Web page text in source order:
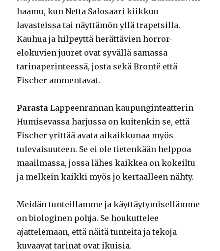
haamu, kun Netta Salosaari kiikkuu
lavasteissa tai näyttämön yllä trapetsilla.
Kauhua ja hilpeyttä herättävien horror-
elokuvien juuret ovat syvällä samassa
tarinaperinteessä, josta sekä Brontë että
Fischer ammentavat.
Parasta Lappeenrannan kaupunginteatterin
Humisevassa harjussa on kuitenkin se, että
Fischer yrittää avata aikaikkunaa myös
tulevaisuuteen. Se ei ole tietenkään helppoa
maailmassa, jossa lähes kaikkea on kokeiltu
ja melkein kaikki myös jo kertaalleen nähty.
Meidän tunteillamme ja käyttäytymisellämme
on biologinen pohja. Se houkuttelee
ajattelemaan, että näitä tunteita ja tekoja
kuvaavat tarinat ovat ikuisia.